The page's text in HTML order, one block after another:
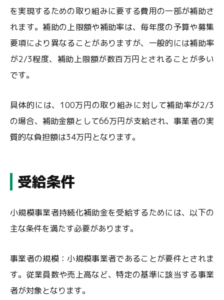
を実現するための取り組みに要する費用の一部が補助さ
れます。補助の上限額や補助率は、毎年度の予算や募集
要項により異なることがありますが、一般的には補助率
が2/3程度、補助上限額が数百万円とされることが多い
です。
具体的には、100万円の取り組みに対して補助率が2/3
の場合、補助金額として66万円が支給され、事業者の実
質的な負担額は34万円となります。
受給条件
小規模事業者持続化補助金を受給するためには、以下の
主な条件を満たす必要があります。
事業者の規模：小規模事業者であることが要件とされま
す。従業員数や売上高など、特定の基準に該当する事業
者が対象となります。